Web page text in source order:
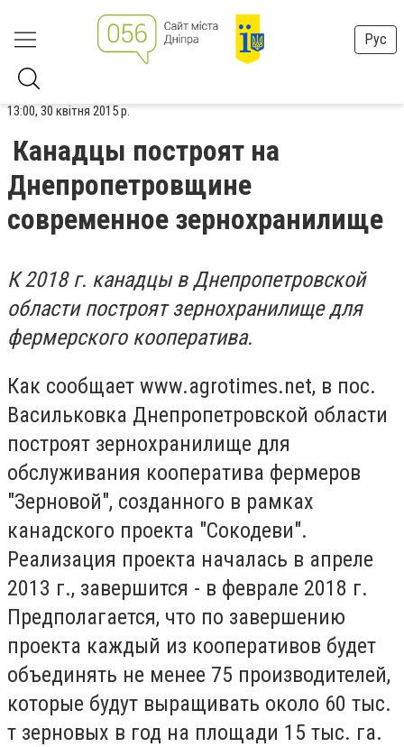
Рус
13:00, 30 квітня 2015 р.
Канадцы построят на
Днепропетровщине
современное зернохранилище
К 2018 г. канадцы в Днепропетровской
области построят зернохранилище для
фермерского кооператива.
Как сообщает www.agrotimes.net, в пос.
Васильковка Днепропетровской области
построят зернохранилище для
обслуживания кооператива фермеров
"Зерновой", созданного в рамках
канадского проекта "Сокодеви".
Реализация проекта началась в апреле
2013 г., завершится - в феврале 2018 г.
Предполагается, что по завершению
проекта каждый из кооперативов будет
объединять не менее 75 производителей,
которые будут выращивать около 60 тыс.
т зерновых в год на площади 15 тыс. га.